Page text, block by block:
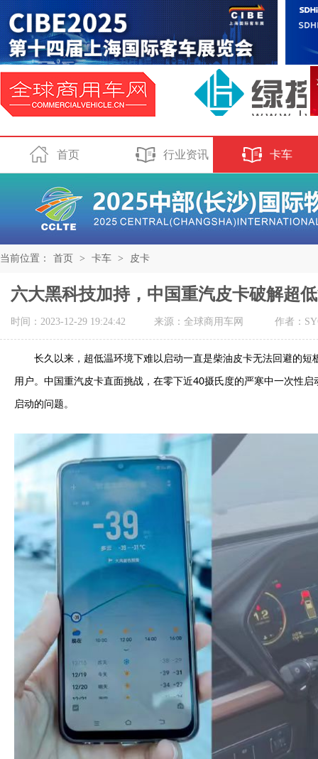
首页 行业资讯 卡车
当前位置： 首页 > 卡车 > 皮卡
六大黑科技加持，中国重汽皮卡破解超
时间：2023-12-29 19:24:42 来源：全球商用车网 作者：
长久以来，超低温环境下难以启动一直是柴油皮卡无法回避的
用户。中国重汽皮卡直面挑战，在零下近40摄氏度的严寒中一次性
启动的问题。